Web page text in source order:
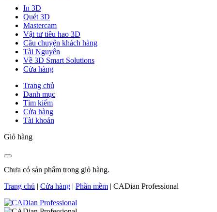
In 3D
Quét 3D
Mastercam
Vật tư tiêu hao 3D
Câu chuyện khách hàng
Tài Nguyên
Về 3D Smart Solutions
Cửa hàng
Trang chủ
Danh mục
Tìm kiếm
Cửa hàng
Tài khoản
Giỏ hàng
Chưa có sản phẩm trong giỏ hàng.
Trang chủ | Cửa hàng | Phần mềm | CADian Professional